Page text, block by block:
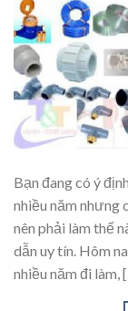
Bạn đang có ý
nhiều năm nhưng
nên phải làm thế
dẫn uy tín. Hôm
nhiều năm đi làm,